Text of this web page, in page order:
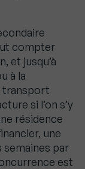
compter
et jusqu’à
à la
transport
si l’on s’y
résidence
une
par
est